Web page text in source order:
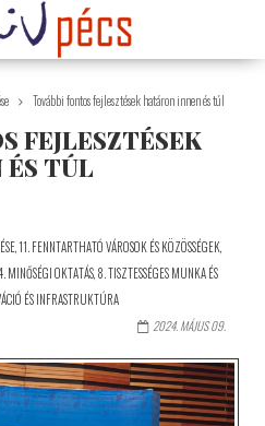
További fontos fejlesztések határon innen és túl
FEJLESZTÉSEK
ÉS TÚL
,11. FENNTARTHATÓ VÁROSOK ÉS KÖZÖSSÉGEK,
MINŐSÉGI OKTATÁS,8. TISZTESSÉGES MUNKA ÉS
ÉS INFRASTRUKTÚRA
2024. MÁJUS 09.